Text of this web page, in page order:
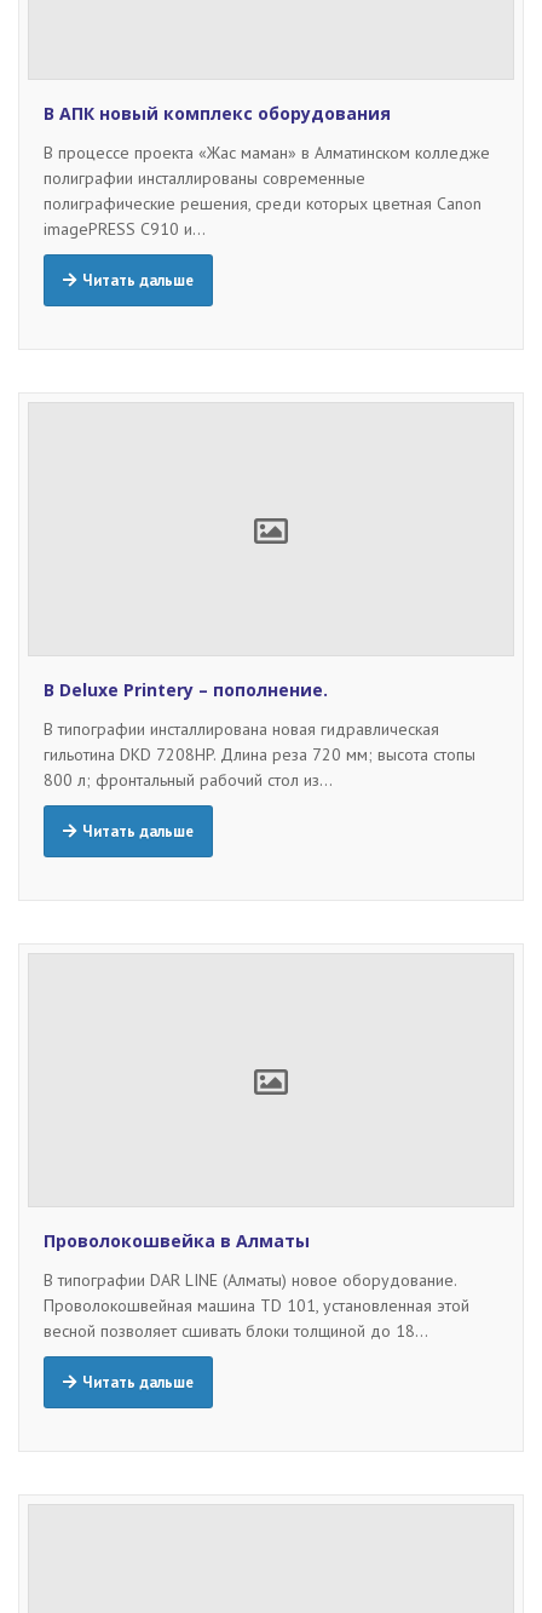
В АПК новый комплекс оборудования
В процессе проекта «Жас маман» в Алматинском колледже
полиграфии инсталлированы современные
полиграфические решения, среди которых цветная Сanon
imagePRESS C910 и…
Читать дальше
В Deluxe Printery – пополнение.
В типографии инсталлирована новая гидравлическая
гильотина DKD 7208HP. Длина реза 720 мм; высота стопы
800 л; фронтальный рабочий стол из…
Читать дальше
Проволокошвейка в Алматы
В типографии DAR LINE (Алматы) новое оборудование.
Проволокошвейная машина TD 101, установленная этой
весной позволяет сшивать блоки толщиной до 18…
Читать дальше